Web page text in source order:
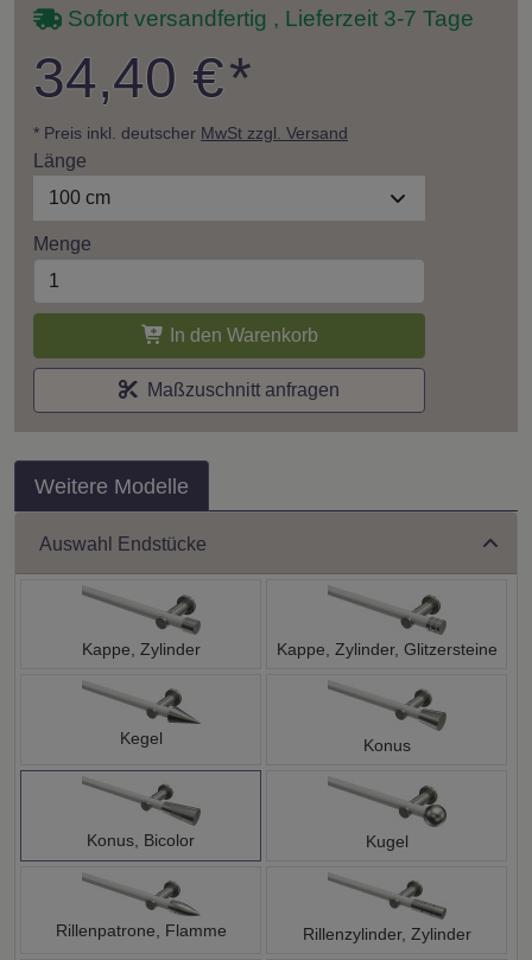
Sofort versandfertig , Lieferzeit 3-7 Tage
34,40 €*
* Preis inkl. deutscher MwSt zzgl. Versand
Länge
100 cm
Menge
In den Warenkorb
Maßzuschnitt anfragen
Weitere Modelle
Auswahl Endstücke
Kappe, Zylinder Kappe, Zylinder, Glitzersteine
Kegel Konus
Konus, Bicolor Kugel
Rillenpatrone, Flamme Rillenzylinder, Zylinder